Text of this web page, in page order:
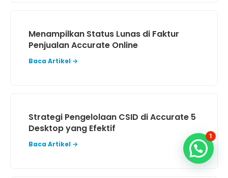
Menampilkan Status Lunas di Faktur
Penjualan Accurate Online
Baca Artikel →
Strategi Pengelolaan CSID di Accurate 5
Desktop yang Efektif
Baca Artikel →
1